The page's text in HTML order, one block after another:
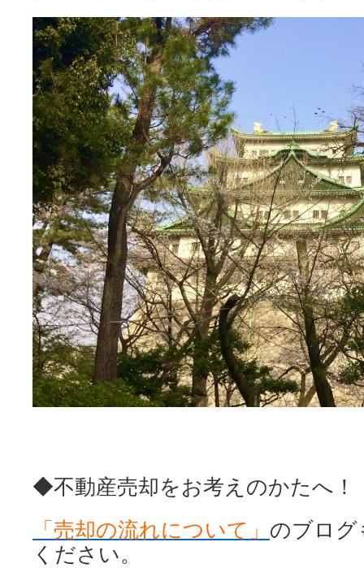
◆不動産売却をお考えのかたへ！
「売却の流れについて」 のブログ
ください。